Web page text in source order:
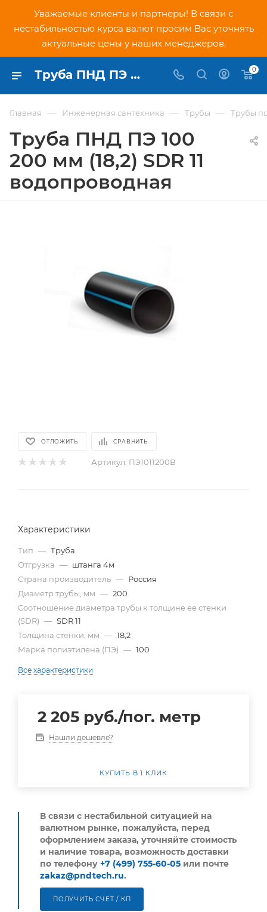
Уважаемые клиенты и партнеры! В связи с
нестабильностью курса валют просим Вас уточнять
актуальные цены у наших менеджеров.
Труба ПНД ПЭ 100 200 мм (18,2) SDR 11 водопроводная - купить по низкой цене в Москве, интернет-магазин PNDtech.ru 0
Главная — Инженерная сантехника — Трубы — Трубы
Труба ПНД ПЭ 100
200 мм (18,2) SDR 11
водопроводная
ОТЛОЖИТЬ СРАВНИТЬ
Артикул: ПЭ1011200В
Характеристики
Тип — Труба
Отгрузка — штанга 4м
Страна производитель — Россия
Диаметр трубы, мм — 200
Cоотношение диаметра трубы к толщине ее стенки
(SDR) — SDR 11
Толщина стенки, мм — 18,2
Марка полиэтилена (ПЭ) — 100
Все характеристики
2 205 руб./пог. метр
Нашли дешевле?
КУПИТЬ В 1 КЛИК
В связи с нестабильной ситуацией на
валютном рынке, пожалуйста, перед
оформлением заказа, уточняйте стоимость
и наличие товара, возможность доставки
по телефону +7 (499) 755-60-05 или почте
zakaz@pndtech.ru.
ПОЛУЧИТЬ СЧЕТ / КП